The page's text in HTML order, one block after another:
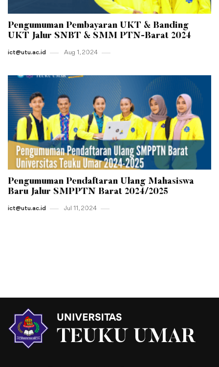
Pengumuman Pembayaran UKT & Banding
UKT Jalur SNBT & SMM PTN-Barat 2024
ict@utu.ac.id Aug 1 , 2024
Pengumuman Pendaftaran Ulang Mahasiswa
Baru Jalur SMPPTN Barat 2024/2025
ict@utu.ac.id Jul 11 , 2024